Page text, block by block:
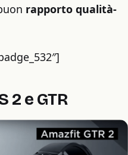
rapporto qualità-
2 e GTR